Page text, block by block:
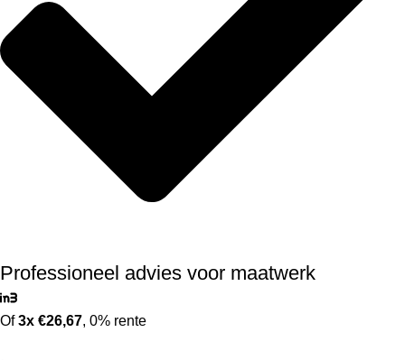
Professioneel advies voor maatwerk
Of3x €26,67, 0% rente